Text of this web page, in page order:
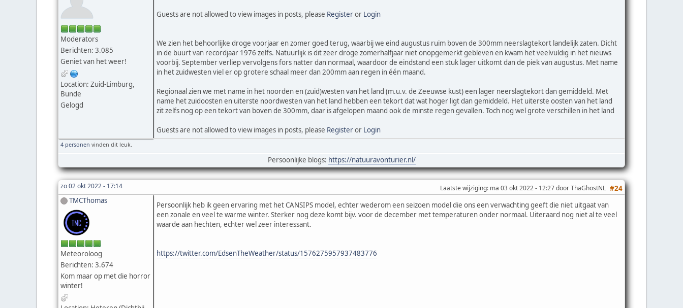
Moderators
Berichten: 3.085
Geniet van het weer!
Location: Zuid-Limburg,
Bunde
Gelogd
Guests are not allowed to view images in posts, please Registeror Login
We zien het behoorlijke droge voorjaar en zomer goed terug, waarbij we eind augustus ruim boven de 300mm neerslagtekort landelijk zaten. Dicht
in de buurt van recordjaar 1976 zelfs. Natuurlijk is dit zeer droge zomerhalfjaar niet onopgemerkt gebleven en kwam het veelvuldig in het nieuws
voorbij. September verliep vervolgens fors natter dan normaal, waardoor de eindstand een stuk lager uitkomt dan de piek van augustus. Met name
in het zuidwesten viel er op grotere schaal meer dan 200mm aan regen in één maand.
Regionaal zien we met name in het noorden en (zuid)westen van het land (m.u.v. de Zeeuwse kust) een lager neerslagtekort dan gemiddeld. Met
name het zuidoosten en uiterste noordwesten van het land hebben een tekort dat wat hoger ligt dan gemiddeld. Het uiterste oosten van het land
zit zelfs nog op een tekort van boven de 300mm, daar is afgelopen maand ook de minste regen gevallen. Toch nog wel grote verschillen in het land
Guests are not allowed to view images in posts, please Registeror Login
4 personen vinden dit leuk.
Persoonlijke blogs: https://natuuravonturier.nl/
zo 02 okt 2022 - 17:14 #24
Laatste wijziging: ma 03 okt 2022 - 12:27 door ThaGhostNL
TMCThomas
Meteoroloog
Berichten: 3.674
Kom maar op met die horror
winter!
Persoonlijk heb ik geen ervaring met het CANSIPS model, echter wederom een seizoen model die ons een verwachting geeft die niet uitgaat van
een zonale en veel te warme winter. Sterker nog deze komt bijv. voor de december met temperaturen onder normaal. Uiteraard nog niet al te veel
waarde aan hechten, echter wel zeer interessant.
https://twitter.com/EdsenTheWeather/status/1576275957937483776